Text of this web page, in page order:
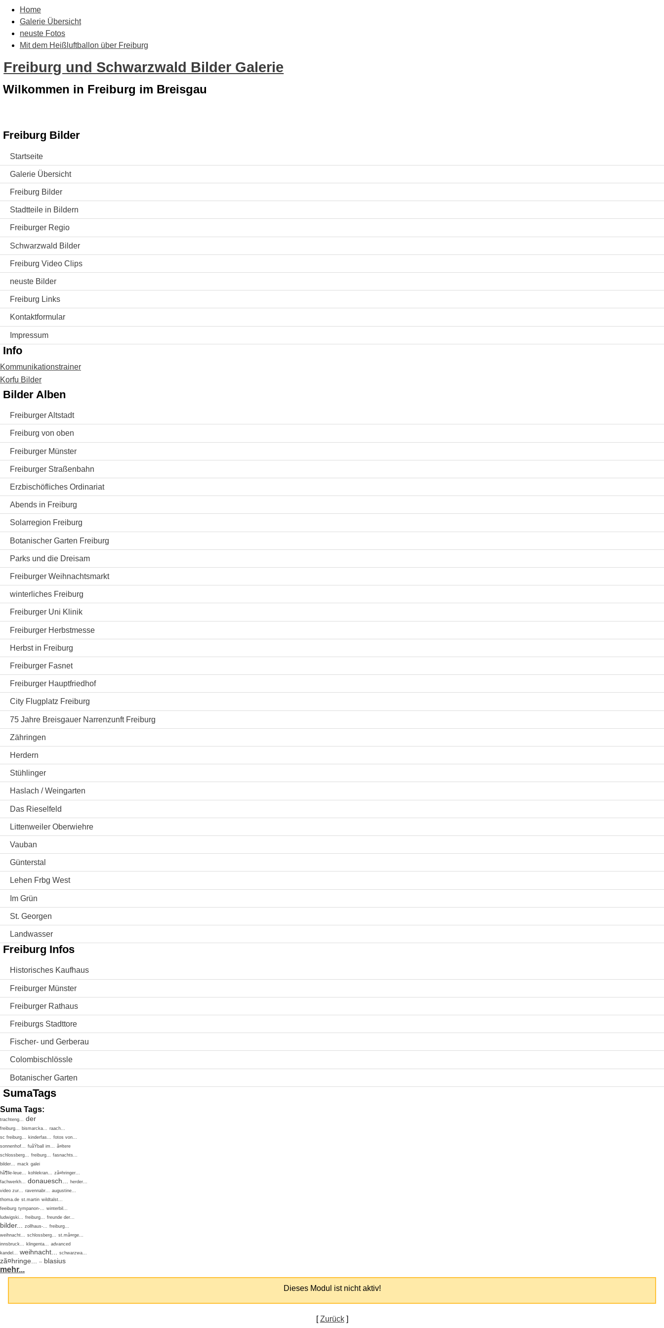
Home
Galerie Übersicht
neuste Fotos
Mit dem Heißluftballon über Freiburg
Freiburg und Schwarzwald Bilder Galerie
Wilkommen in Freiburg im Breisgau
Freiburg Bilder
Startseite
Galerie Übersicht
Freiburg Bilder
Stadtteile in Bildern
Freiburger Regio
Schwarzwald Bilder
Freiburg Video Clips
neuste Bilder
Freiburg Links
Kontaktformular
Impressum
Info
Kommunikationstrainer
Korfu Bilder
Bilder Alben
Freiburger Altstadt
Freiburg von oben
Freiburger Münster
Freiburger Straßenbahn
Erzbischöfliches Ordinariat
Abends in Freiburg
Solarregion Freiburg
Botanischer Garten Freiburg
Parks und die Dreisam
Freiburger Weihnachtsmarkt
winterliches Freiburg
Freiburger Uni Klinik
Freiburger Herbstmesse
Herbst in Freiburg
Freiburger Fasnet
Freiburger Hauptfriedhof
City Flugplatz Freiburg
75 Jahre Breisgauer Narrenzunft Freiburg
Zähringen
Herdern
Stühlinger
Haslach / Weingarten
Das Rieselfeld
Littenweiler Oberwiehre
Vauban
Günterstal
Lehen Frbg West
Im Grün
St. Georgen
Landwasser
Freiburg Infos
Historisches Kaufhaus
Freiburger Münster
Freiburger Rathaus
Freiburgs Stadttore
Fischer- und Gerberau
Colombischlössle
Botanischer Garten
SumaTags
Suma Tags:
trachteng... der
freiburg... bismarcka... raach...
sc freiburg... kinderfas... fotos von...
sonnenhof... fuãŸball im... ã¤ltere
schlossberg... freiburg... fasnachts...
bilder... mack galei
hã¶lle-leue... kohlekran... zã¤hringer...
fachwerkh... donauesch...
herder...
video zur... ravennabr... augustine...
thoma.de st.martin wildtalst...
feeiburg tympanon-... winterbil...
ludwigski... freiburg... freunde der...
bilder... zollhaus-... freiburg...
weihnacht... schlossberg... st.mã¤rge...
innsbruck... klingenta... advanced
kandel... weihnacht... schwarzwa...
zã¤hringe... -- blasius
mehr...
Dieses Modul ist nicht aktiv!
Zurück]